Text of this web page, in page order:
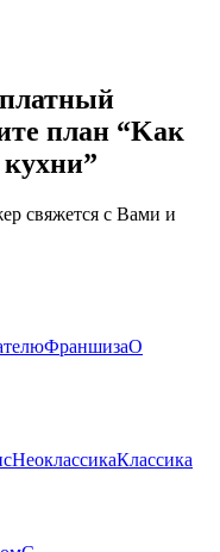
план “Kaк
кухни”
cвяжeтcя c Вaми и
ФраншизаО
НеоклассикаКлассика